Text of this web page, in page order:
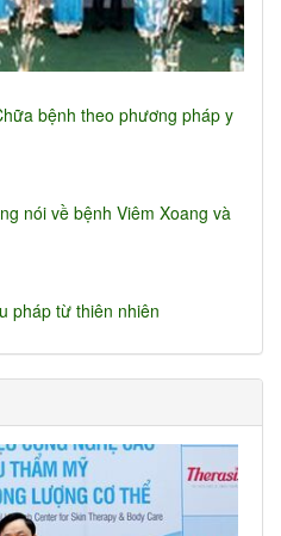
bệnh theo phương pháp y
nói về bệnh Viêm Xoang và
pháp từ thiên nhiên